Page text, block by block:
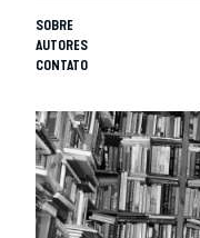
SOBRE
AUTORES
CONTATO